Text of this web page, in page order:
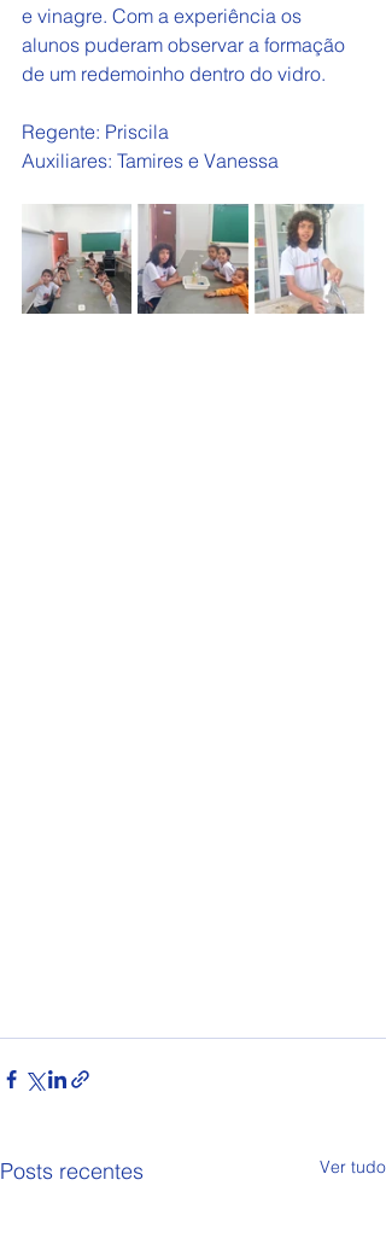
e vinagre. Com a experiência os
alunos puderam observar a formação
de um redemoinho dentro do vidro.
Regente: Priscila
Auxiliares: Tamires e Vanessa
Posts recentes Ver tudo